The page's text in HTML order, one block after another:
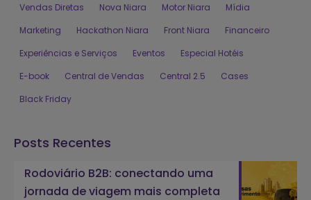
Vendas Diretas Nova Niara Motor Niara
Mídia
Marketing
Hackathon Niara Front Niara
Financeiro
Experiências e Serviços
Eventos
Especial Hotéis
E-book
Central de Vendas Central 2.5
Cases
Black Friday
Posts Recentes
Rodoviário B2B: conectando uma
jornada de viagem mais completa